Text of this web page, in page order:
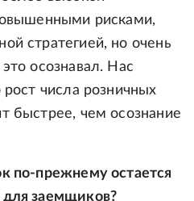
рисками,
стратегией, но очень
осознавал. Нас
числа розничных
быстрее, чем осознание
по-прежнему остается
заемщиков?